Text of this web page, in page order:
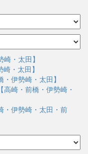
・太田】
・太田】
伊勢崎・太田】
崎・前橋・伊勢崎・
・伊勢崎・太田・前